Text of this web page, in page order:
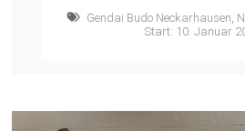
Gendai Budo Neckarhausen,
Start: 10. Januar